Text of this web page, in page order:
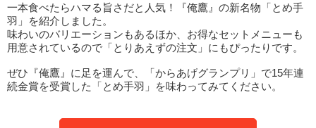
一本食べたらハマる旨さだと人気！『俺鷹』の新名物「とめ手
羽」を紹介しました。
味わいのバリエーションもあるほか、お得なセットメニューも
用意されているので「とりあえずの注文」にもぴったりです。
ぜひ『俺鷹』に足を運んで、「からあげグランプリ」で15年連
続金賞を受賞した「とめ手羽」を味わってみてください。